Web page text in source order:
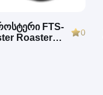
FTS-
Roaster
0